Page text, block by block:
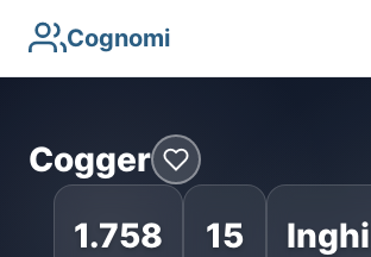
Cognomi
Cogger
1.758
15